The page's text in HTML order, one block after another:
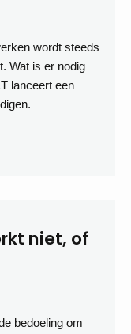
wordt steeds
Wat is er nodig
lanceert een
niet, of
bedoeling om